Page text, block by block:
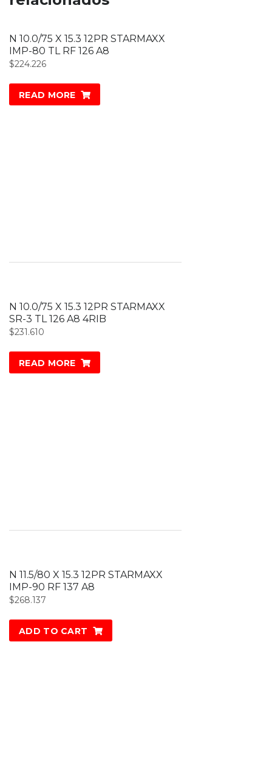
N 10.0/75 X 15.3 12PR STARMAXX
IMP-80 TL RF 126 A8
$224.226
READ MORE
N 10.0/75 X 15.3 12PR STARMAXX
SR-3 TL 126 A8 4RIB
$231.610
READ MORE
N 11.5/80 X 15.3 12PR STARMAXX
IMP-90 RF 137 A8
$268.137
ADD TO CART